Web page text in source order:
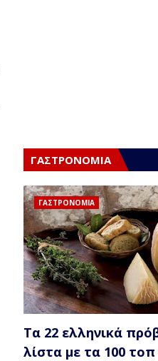
ΓΑΣΤΡΟΝΟΜΙΑ
ΓΑΣΤΡΟΝΟΜΙΑ
Τα 22 ελληνικά
λίστα με τα 100